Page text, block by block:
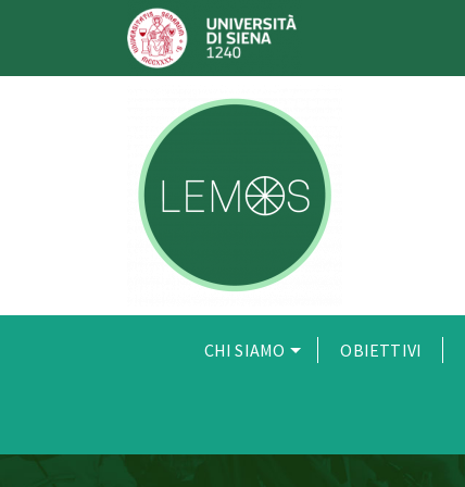
CHI SIAMO OBIETTIVI